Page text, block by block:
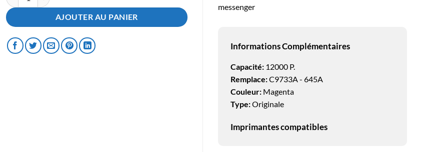
AJOUTER AU PANIER
messenger
Informations Complémentaires
Capacité:12000 P.
Remplace:C9733A - 645A
Couleur: Magenta
Type:Originale
Imprimantes compatibles